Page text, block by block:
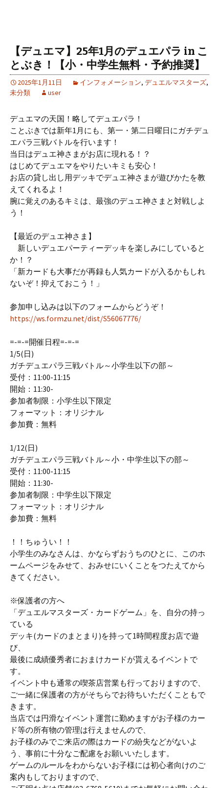
【デュエマ】25年1月のデュエパラ in こ
とぶき！【小・中学生無料・予約推奨】
2025年1月11日 インフォメーション, デュエルマスターズ,
未分類
user
デュエマの天国！略してデュエパラ！
ことぶきでは新年1月にも、第一・第二日曜日にガチデュ
エパラ三戦バトルを行います！
当日はデュエ神さまがお店に現れる！？
はじめてデュエマをやりたいキミも安心！
お店の貸し出し用デッキでデュエ神さまが遊びかたを教
えてくれるよ！
腕に覚えのあるキミは、最強のデュエ神さまと対戦しよ
う！
【最近のデュエ神さま】
新しいデュエパーティーデッキを楽しみにしていると
か！？
「新カードも大事だが再録も人気カードが入るかもしれ
ないぞ！抑えておこう！」
参加申し込みは以下のフォームからどうぞ！
https://ws.formzu.net/dist/S56067776/
=-=-=開催日程=-=-=
1/5(日)
ガチデュエパラ三戦バトル～小学生以下の部～
受付：11:00-11:15
開始：11:30-
参加者制限：小学生以下限定
フォーマット：オリジナル
参加費：無料
1/12(日)
ガチデュエパラ三戦バトル～小・中学生以下の部～
受付：11:00-11:15
開始：11:30-
参加者制限：中学生以下限定
フォーマット：オリジナル
参加費：無料
！！ちゅうい！！
小学生のみなさんは、かならずおうちのひとに、このホ
ームページをみせて、おみせにいくことをつたえてから
きてください。
※保護者の方へ
「デュエルマスターズ・カードゲーム」を、自分の持っ
ている
デッキ(カードのまとまり)を持って1時間程度お店で遊
び、
最後に成績優秀者におまけカードが貰えるイベントで
す。
イベント中も通常の喫茶店営業も行っておりますので、
ご一緒に保護者の方がそちらでお待ちいただくこともで
きます。
当店では円滑なイベント運営に勤めますがお子様のカー
ド等の所有物の管理は行えませんので、
お子様のみでご来店の際はカードの紛失などがないよ
う、事前に十分なご配慮をお願いいたします。
ゲームのルールをわからないお子様には初心者向けのご
案内もしておりますので、